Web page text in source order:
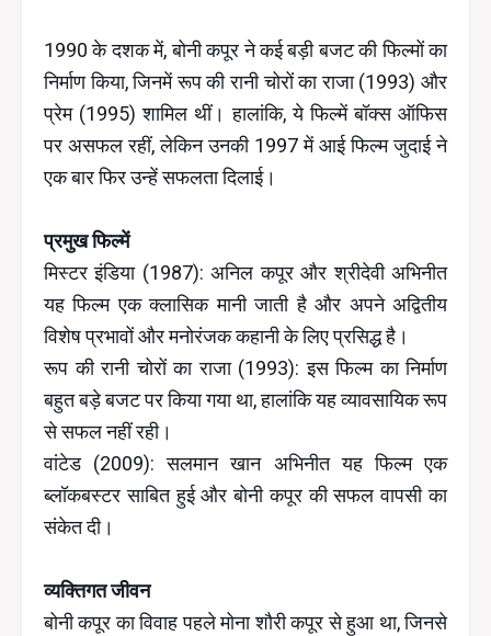
1990 के दशक में, बोनी कपूर ने कई बड़ी बजट की फिल्मों का
निर्माण किया, जिनमें रूप की रानी चोरों का राजा (1993) और
प्रेम (1995) शामिल थीं। हालांकि, ये फिल्में बॉक्स ऑफिस
पर असफल रहीं, लेकिन उनकी 1997 में आई फिल्म जुदाई ने
एक बार फिर उन्हें सफलता दिलाई।
प्रमुख फिल्में
मिस्टर इंडिया (1987): अनिल कपूर और श्रीदेवी अभिनीत
यह फिल्म एक क्लासिक मानी जाती है और अपने अद्वितीय
विशेष प्रभावों और मनोरंजक कहानी के लिए प्रसिद्ध है।
रूप की रानी चोरों का राजा (1993): इस फिल्म का निर्माण
बहुत बड़े बजट पर किया गया था, हालांकि यह व्यावसायिक रूप
से सफल नहीं रही।
वांटेड (2009): सलमान खान अभिनीत यह फिल्म एक
ब्लॉकबस्टर साबित हुई और बोनी कपूर की सफल वापसी का
संकेत दी।
व्यक्तिगत जीवन
बोनी कपूर का विवाह पहले मोना शौरी कपूर से हुआ था, जिनसे